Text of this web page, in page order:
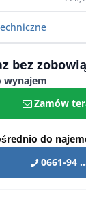
bez
wynajem
Zamów
do
0661-94